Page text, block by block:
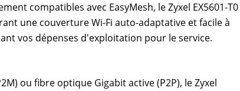
compatibles avec EasyMesh, le Zyxel EX5601-T0
une couverture Wi-Fi auto-adaptative et facile à
vos dépenses d'exploitation pour le service.
ou fibre optique Gigabit active (P2P), le Zyxel